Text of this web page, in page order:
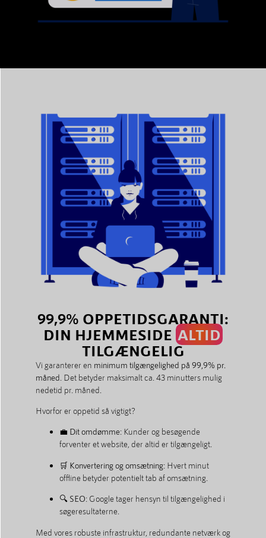
99,9% OPPETIDSGARANTI:
DIN HJEMMESIDE ALTID
TILGÆNGELIG
Vi garanterer en minimum tilgængelighed på 99,9% pr.
måned . Det betyder maksimalt ca. 43 minutters mulig
nedetid pr. måned.
Hvorfor er oppetid så vigtigt?
💼 Dit omdømme: Kunder og besøgende
forventer et website, der altid er tilgængeligt.
🛒 Konvertering og omsætning: Hvert minut
offline betyder potentielt tab af omsætning.
🔍 SEO: Google tager hensyn til tilgængelighed i
søgeresultaterne.
Med vores robuste infrastruktur, redundante netværk og